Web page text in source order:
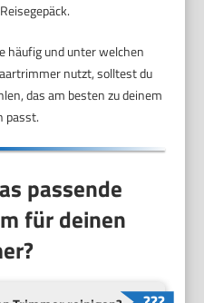
häufig und unter welchen
nutzt, solltest du
das am besten zu deinem
passt.
passende
für deinen